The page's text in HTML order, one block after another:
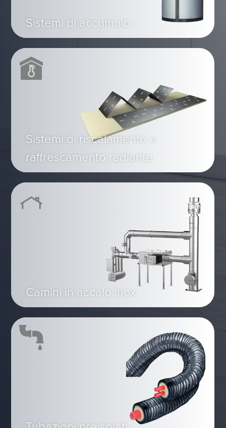
Sistemi di accumulo
Sistemi di riscalamento e
raffrescamento radiante
Camini in accaio inox